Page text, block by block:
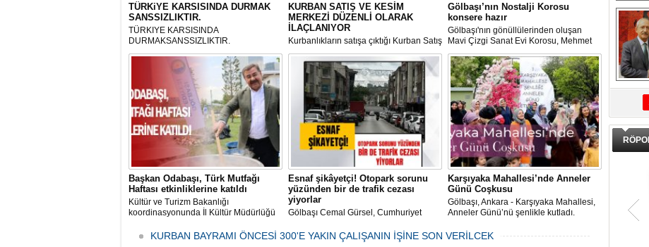
TÜRKiYE KARSISINDA DURMAK
SANSSIZLIKTIR.
TÜRKIYE KARSISINDA
DURMAKSANSSIZLIKTIR.
KURBAN SATIŞ VE KESİM
MERKEZİ DÜZENLİ OLARAK
İLAÇLANIYOR
Kurbanlıkların satışa çıktığı Kurban Satış
ve Kesim Merkezi, haşere ve
mikropların önüne geçilmesi amacıyla
her gün Gölbaşı Belediyesi ekipleri
tarafından düzenli olarak ilaçlanıyor.
Gölbaşı’nın Nostalji Korosu
konsere hazır
Gölbaşı'nın gönüllülerinden oluşan
Mavi Çizgi Sanat Evi Korosu, Mehmet
Akif Ersoy Kültür Merkezi’nde vereceği
konsere hızır.
Başkan Odabaşı, Türk Mutfağı
Haftası etkinliklerine katıldı
Kültür ve Turizm Bakanlığı
koordinasyonunda İl Kültür Müdürlüğü
Haftası" etkinlikleri Ankara'da devam
Esnaf şikâyetçi! Otopark sorunu
yüzünden bir de trafik cezası
yiyorlar
Gölbaşı Cemal Gürsel, Cumhuriyet
bulunan esnaf ve alışverişe gelen
vatandaşlar park cezaları yüzünden
Karşıyaka Mahallesi’nde Anneler
Günü Coşkusu
Gölbaşı, Ankara - Karşıyaka Mahallesi,
Anneler Günü’nü şenlikle kutladı.
öncülüğünde düzenlenen 1. Karşıyaka
KURBAN BAYRAMI ÖNCESİ 300'E YAKIN ÇALIŞANIN İŞİNE SON VERİLCEK
DAL